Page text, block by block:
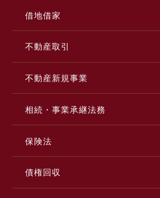
借地借家
不動産取引
不動産新規事業
相続・事業承継法務
保険法
債権回収